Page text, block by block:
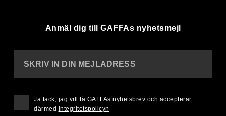
Anmäl dig till GAFFAs nyhetsmejl
SKRIV IN DIN MEJLADRESS
Ja tack, jag vill få GAFFAs nyhetsbrev och accepterar
därmed integritetspolicyn